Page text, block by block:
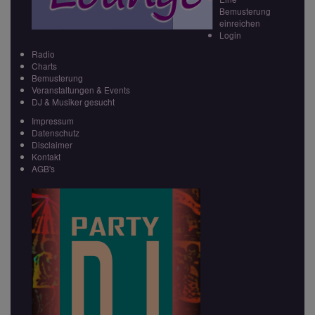
Bemusterung
einreichen
Login
Radio
Charts
Bemusterung
Veranstaltungen & Events
DJ & Musiker gesucht
Impressum
Datenschutz
Disclaimer
Kontakt
AGB's